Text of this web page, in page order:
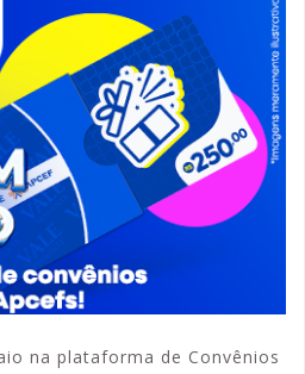
na plataforma de Convênios